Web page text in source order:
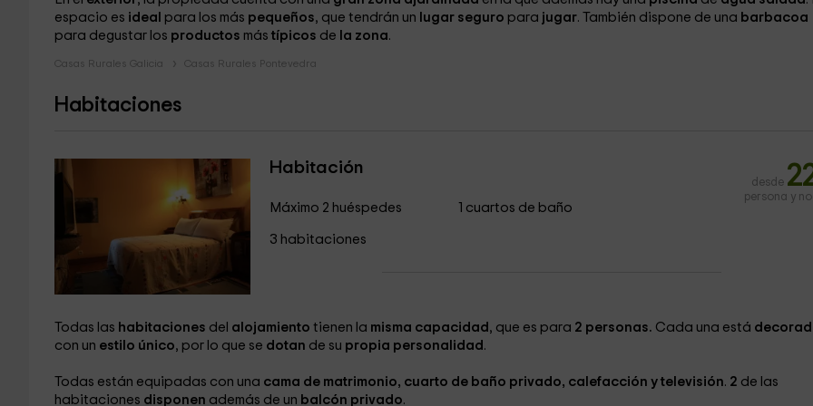
espacio es ideal para los más pequeños, que tendrán un lugar seguro para jugar. También dispone de una barbacoa
para degustar los productos más típicos de la zona.
Casas Rurales Galicia Casas Rurales Pontevedra
Habitaciones
Habitación
Máximo 2 huéspedes
3 habitaciones
1 cuartos de baño
desde
persona y
Todas las habitaciones del alojamiento tienen la misma capacidad , que es para 2 personas. Cada una está
con un estilo único, por lo que se dotan de su propia personalidad .
Todas están equipadas con una cama de matrimonio, cuarto de baño privado, calefacción y televisión. 2 de las
habitaciones disponen además de un balcón privado.